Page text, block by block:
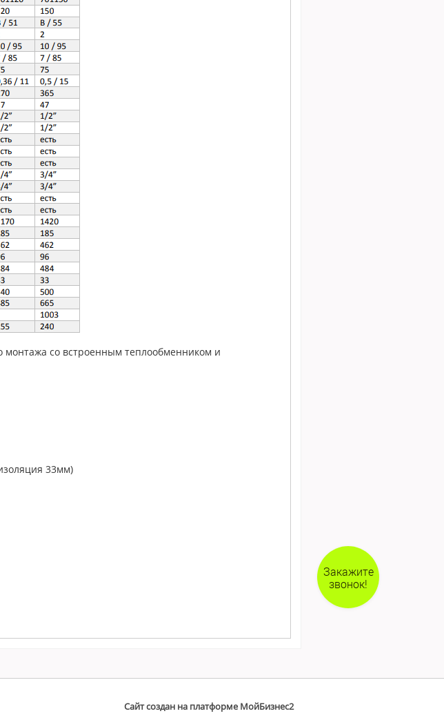
монтажа со встроенным теплообменником и
33мм)
Сайт создан на платформе МойБизнес2
Закажите